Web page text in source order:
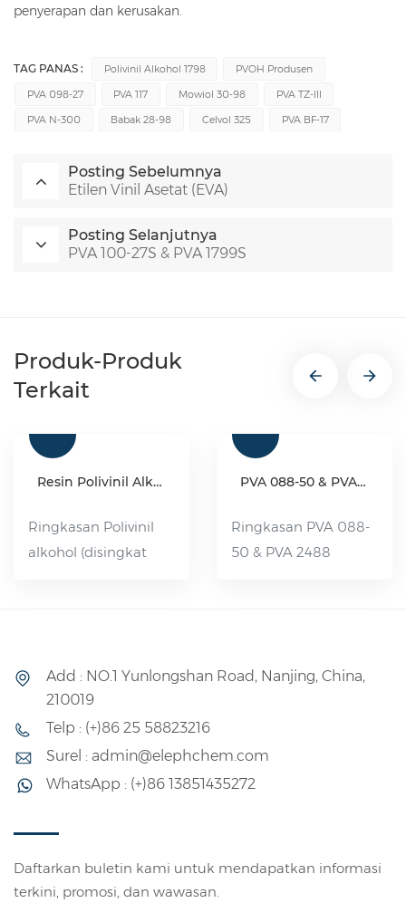
penyerapan dan kerusakan.
TAG PANAS : Polivinil Alkohol 1798
PVOH Produsen
PVA 098-27
PVA 117 Mowiol 30-98
PVA TZ-III
PVA N-300
Babak 28-98 Celvol 325 PVA BF-17
Posting Sebelumnya
Etilen Vinil Asetat (EVA)
Posting Selanjutnya
PVA 100-27S & PVA 1799S
Produk-Produk
Terkait
Resin Polivinil Alkohol (PVA) Kelas Industri
Ringkasan Polivinil
alkohol (disingkat
padatan bubuk, tidak
beracun, tidak
berbau, bebas polusi,
dapat larut dalam air
pada suhu 80-90 °C.
dimetil sulfoksida.
PVA 088-50 & PVA 2488
Ringkasan PVA 088-
50 & PVA 2488
viskositas tinggi. Ini
dengan berbagai
macam kegunaan,
penggunaannya
Add : NO.1 Yunlongshan Road, Nanjing, China,
210019
Telp : (+)86 25 58823216
Surel : admin@elephchem.com
WhatsApp : (+)86 13851435272
Daftarkan buletin kami untuk mendapatkan informasi
terkini, promosi, dan wawasan.